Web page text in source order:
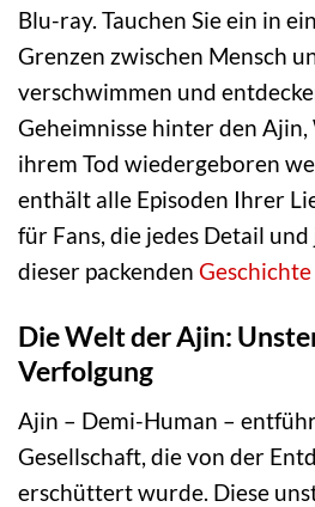
Blu-ray. Tauchen Sie ein in
Grenzen zwischen Mensch
verschwimmen und
Geheimnisse hinter den Ajin,
ihrem Tod wiedergeboren
enthält alle Episoden Ihrer
für Fans, die jedes Detail
dieser packenden Geschichte
Die Welt der Ajin:
Verfolgung
Ajin – Demi-Human –
Gesellschaft, die von der
erschüttert wurde. Diese